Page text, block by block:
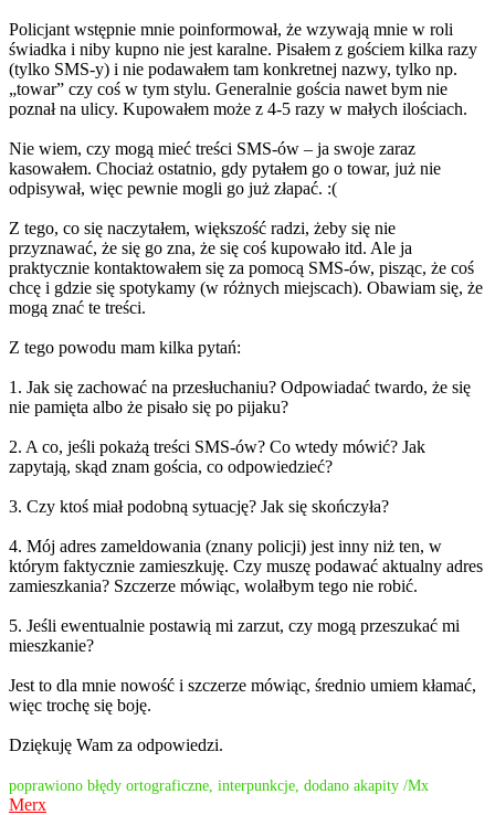
Policjant wstępnie mnie poinformował, że wzywają mnie w roli
świadka i niby kupno nie jest karalne. Pisałem z gościem kilka razy
(tylko SMS-y) i nie podawałem tam konkretnej nazwy, tylko np.
„towar” czy coś w tym stylu. Generalnie gościa nawet bym nie
poznał na ulicy. Kupowałem może z 4-5 razy w małych ilościach.
Nie wiem, czy mogą mieć treści SMS-ów – ja swoje zaraz
kasowałem. Chociaż ostatnio, gdy pytałem go o towar, już nie
odpisywał, więc pewnie mogli go już złapać. :(
Z tego, co się naczytałem, większość radzi, żeby się nie
przyznawać, że się go zna, że się coś kupowało itd. Ale ja
praktycznie kontaktowałem się za pomocą SMS-ów, pisząc, że coś
chcę i gdzie się spotykamy (w różnych miejscach). Obawiam się, że
mogą znać te treści.
Z tego powodu mam kilka pytań:
1. Jak się zachować na przesłuchaniu? Odpowiadać twardo, że się
nie pamięta albo że pisało się po pijaku?
2. A co, jeśli pokażą treści SMS-ów? Co wtedy mówić? Jak
zapytają, skąd znam gościa, co odpowiedzieć?
3. Czy ktoś miał podobną sytuację? Jak się skończyła?
4. Mój adres zameldowania (znany policji) jest inny niż ten, w
którym faktycznie zamieszkuję. Czy muszę podawać aktualny adres
zamieszkania? Szczerze mówiąc, wolałbym tego nie robić.
5. Jeśli ewentualnie postawią mi zarzut, czy mogą przeszukać mi
mieszkanie?
Jest to dla mnie nowość i szczerze mówiąc, średnio umiem kłamać,
więc trochę się boję.
Dziękuję Wam za odpowiedzi.
poprawiono błędy ortograficzne, interpunkcje, dodano akapity /Mx
Merx